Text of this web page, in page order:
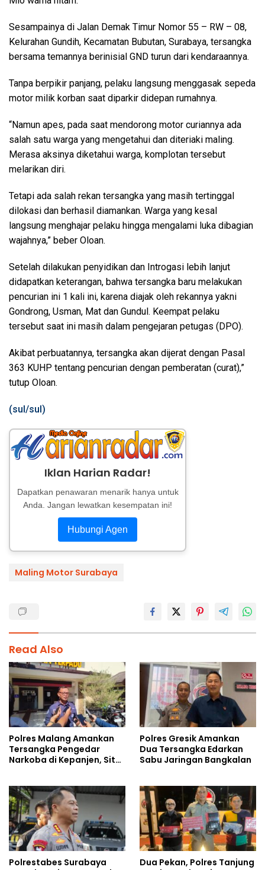
Sesampainya di Jalan Demak Timur Nomor 55 – RW – 08,
Kelurahan Gundih, Kecamatan Bubutan, Surabaya, tersangka
bersama temannya berinisial GND turun dari kendaraannya.
Tanpa berpikir panjang, pelaku langsung menggasak sepeda
motor milik korban saat diparkir didepan rumahnya.
“Namun apes, pada saat mendorong motor curiannya ada
salah satu warga yang mengetahui dan diteriaki maling.
Merasa aksinya diketahui warga, komplotan tersebut
melarikan diri.
Tetapi ada salah rekan tersangka yang masih tertinggal
dilokasi dan berhasil diamankan. Warga yang kesal
langsung menghajar pelaku hingga mengalami luka dibagian
wajahnya,” beber Oloan.
Setelah dilakukan penyidikan dan Introgasi lebih lanjut
didapatkan keterangan, bahwa tersangka baru melakukan
pencurian ini 1 kali ini, karena diajak oleh rekannya yakni
Gondrong, Usman, Mat dan Gundul. Keempat pelaku
tersebut saat ini masih dalam pengejaran petugas (DPO).
Akibat perbuatannya, tersangka akan dijerat dengan Pasal
363 KUHP tentang pencurian dengan pemberatan (curat),”
tutup Oloan.
(sul/sul)
Iklan Harian Radar!
Dapatkan penawaran menarik hanya untuk
Anda. Jangan lewatkan kesempatan ini!
Hubungi Agen
Maling Motor Surabaya
Read Also
Polres Malang Amankan
Tersangka Pengedar
Narkoba di Kepanjen, Sita
Polres Gresik Amankan
Dua Tersangka Edarkan
Sabu Jaringan Bangkalan
Polrestabes Surabaya
Dua Pekan, Polres Tanjung